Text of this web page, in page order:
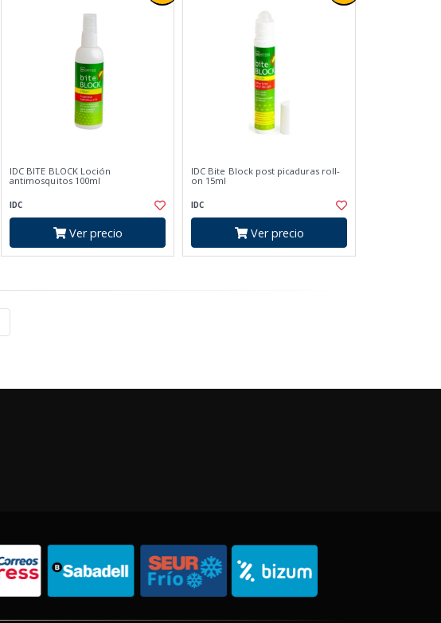
IDC BITE BLOCK Loción
antimosquitos 100ml
IDC
Ver precio
IDC Bite Block post picaduras roll-
on 15ml
IDC
Ver precio